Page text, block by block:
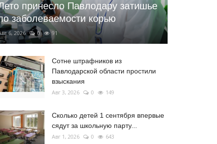
принесло Павлодару затишье
заболеваемости корью
6, 2026 0 91
Сотне штрафников из
Павлодарской области простили
взыскания
Авг 3, 2026 0 149
Сколько детей 1 сентября впервые
сядут за школьную парту...
Авг 1, 2026 0 643